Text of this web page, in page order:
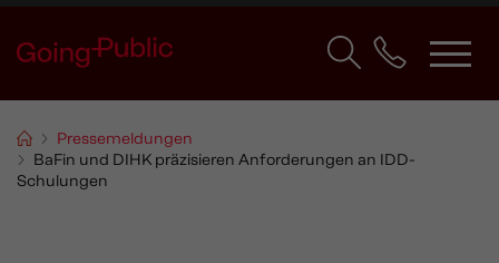
Pressemeldungen
BaFin und DIHK präzisieren Anforderungen an IDD-
Schulungen